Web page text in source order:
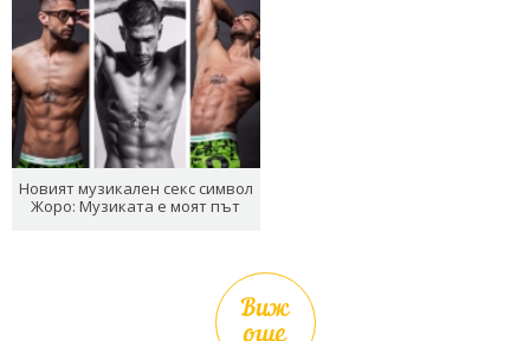
Новият музикален секс символ
Жоро: Музиката е моят път
Виж